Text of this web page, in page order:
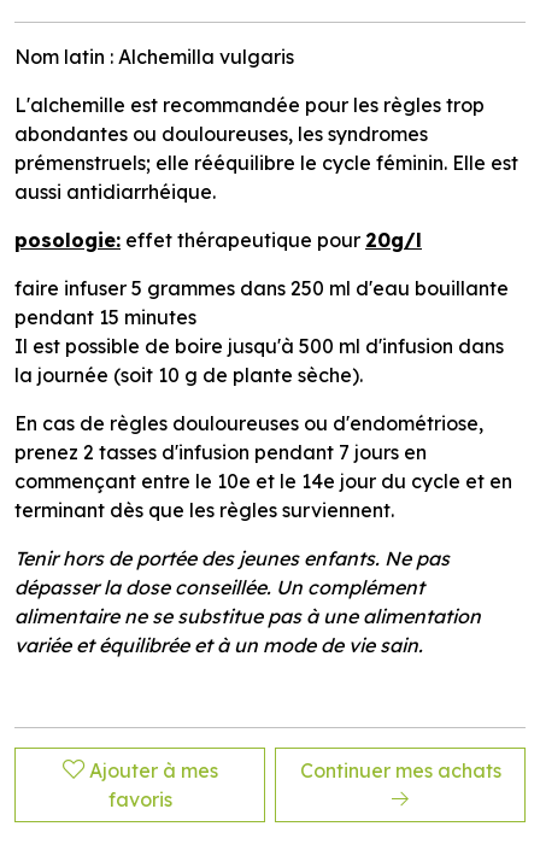
Nom latin : Alchemilla vulgaris
L'alchemille est recommandée pour les règles trop
abondantes ou douloureuses, les syndromes
prémenstruels; elle rééquilibre le cycle féminin. Elle est
aussi antidiarrhéique.
posologie: effet thérapeutique pour 20g/l
faire infuser 5 grammes dans 250 ml d'eau bouillante
pendant 15 minutes
Il est possible de boire jusqu'à 500 ml d'infusion dans
la journée (soit 10 g de plante sèche).
En cas de règles douloureuses ou d'endométriose,
prenez 2 tasses d'infusion pendant 7 jours en
commençant entre le 10e et le 14e jour du cycle et en
terminant dès que les règles surviennent.
Tenir hors de portée des jeunes enfants. Ne pas
dépasser la dose conseillée. Un complément
alimentaire ne se substitue pas à une alimentation
variée et équilibrée et à un mode de vie sain.
Ajouter à mes
favoris
Continuer mes achats